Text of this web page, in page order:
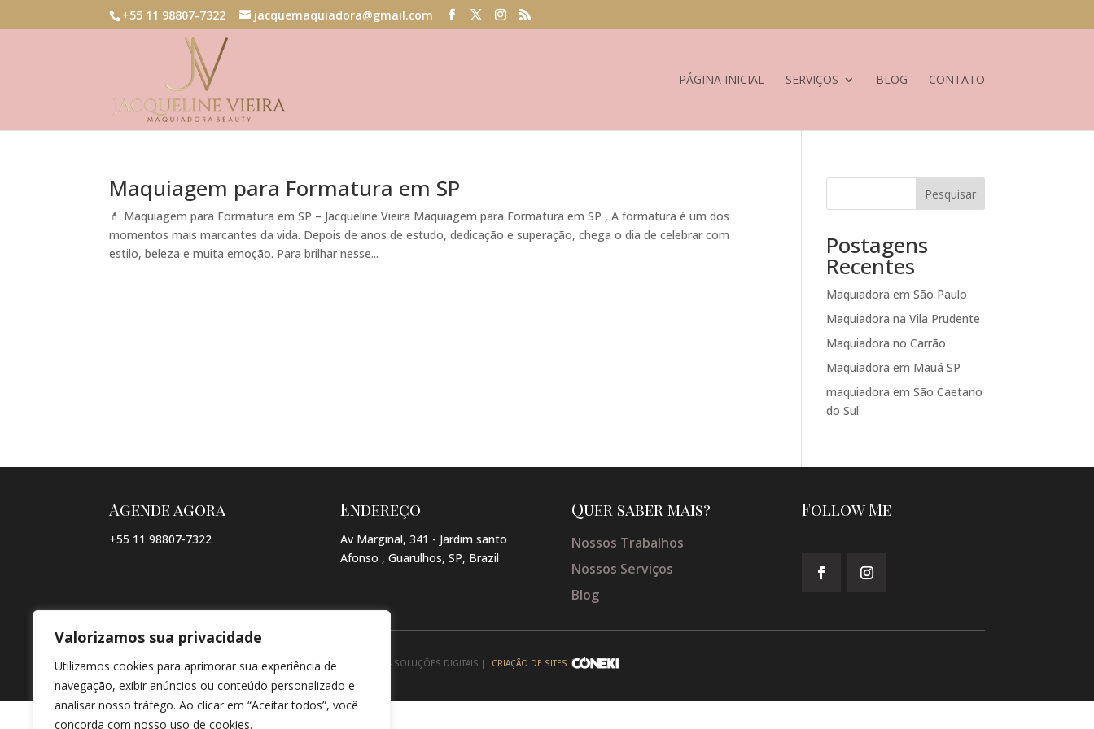
Valorizamos sua privacidade
Utilizamos cookies para aprimorar sua experiência de
navegação, exibir anúncios ou conteúdo personalizado e
analisar nosso tráfego. Ao clicar em “Aceitar todos”, você
concorda com nosso uso de cookies.
+55 11 98807-7322 jacquemaquiadora@gmail.com
PÁGINA INICIAL SERVIÇOS BLOG CONTATO
Maquiagem para Formatura em SP
💄 Maquiagem para Formatura em SP – Jacqueline Vieira Maquiagem para Formatura em SP , A formatura é um dos
momentos mais marcantes da vida. Depois de anos de estudo, dedicação e superação, chega o dia de celebrar com
estilo, beleza e muita emoção. Para brilhar nesse...
Pesquisar
Postagens
Recentes
Maquiadora em São Paulo
Maquiadora na Vila Prudente
Maquiadora no Carrão
Maquiadora em Mauá SP
maquiadora em São Caetano
do Sul
Agende agora
+55 11 98807-7322
Endereço
Av Marginal, 341 - Jardim santo
Afonso , Guarulhos, SP, Brazil
Quer saber mais?
Nossos Trabalhos
Nossos Serviços
Blog
Follow Me
© COPYRIGHT 2026 → JACQUELINE VIEIRA MAKEUP → POR: CONEKI - SOLUÇÕES DIGITAIS | CRIAÇÃO DE SITES